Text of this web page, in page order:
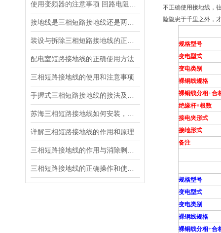
配电室短路接地线的正确使用方法
三相短路接地线的使用和注意事项
详解三相短路接地线的作用和原理
不正确使用接地线，
险隐患于千里之外，
规格型号
变电型式
变电类别
裸铜线规格
裸铜线分相+合
绝缘杆×根数
接电夹形式
接地形式
备注
规格型号
变电型式
变电类别
裸铜线规格
裸铜线分相+合